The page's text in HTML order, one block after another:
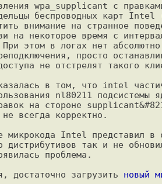
wpa_supplicant с
беспроводных карт
внимание на странное
на некоторое время с
При этом в логах нет
просто
не отстрелят такого
в том, что intel
nl80211 подсистемы
на стороне
не всегда корректно.
микрокода Intel представил
дистрибутивов так и не
проблема.
достаточно загрузить новый